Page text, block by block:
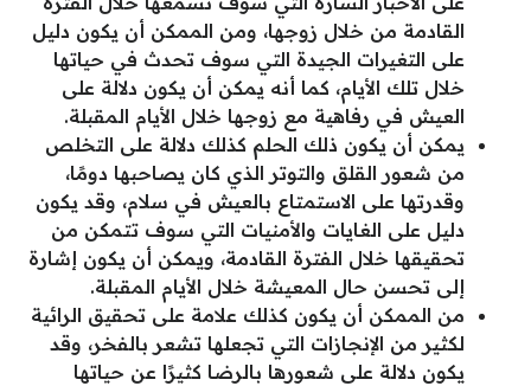
القادمة من خلال زوجها، ومن الممكن أن يكون دليل
على التغيرات الجيدة التي سوف تحدث في حياتها
خلال تلك الأيام، كما أنه يمكن أن يكون دلالة على
العيش في رفاهية مع زوجها خلال الأيام المقبلة.
يمكن أن يكون ذلك الحلم كذلك دلالة على التخلص
من شعور القلق والتوتر الذي كان يصاحبها دومًا،
وقدرتها على الاستمتاع بالعيش في سلام، وقد يكون
دليل على الغايات والأمنيات التي سوف تتمكن من
تحقيقها خلال الفترة القادمة، ويمكن أن يكون إشارة
إلى تحسن حال المعيشة خلال الأيام المقبلة.
من الممكن أن يكون كذلك علامة على تحقيق الرائية
لكثير من الإنجازات التي تجعلها تشعر بالفخر، وقد
يكون دلالة على شعورها بالرضا كثيرًا عن حياتها